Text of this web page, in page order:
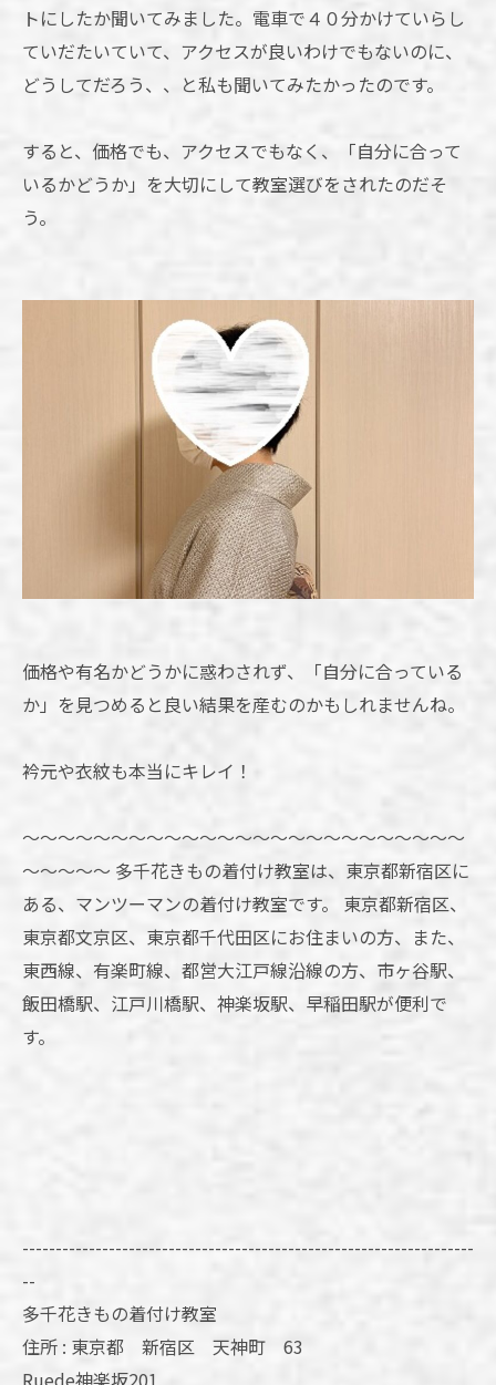
トにしたか聞いてみました。電車で４０分かけていらし
ていだたいていて、アクセスが良いわけでもないのに、
どうしてだろう、、と私も聞いてみたかったのです。
すると、価格でも、アクセスでもなく、「自分に合って
いるかどうか」を大切にして教室選びをされたのだそ
う。
価格や有名かどうかに惑わされず、「自分に合っている
か」を見つめると良い結果を産むのかもしれませんね。
衿元や衣紋も本当にキレイ！
～～～～～～～～～～～～～～～～～～～～～～～～～
～～～～～ 多千花きもの着付け教室は、東京都新宿区に
ある、マンツーマンの着付け教室です。 東京都新宿区、
東京都文京区、東京都千代田区にお住まいの方、また、
東西線、有楽町線、都営大江戸線沿線の方、市ヶ谷駅、
飯田橋駅、江戸川橋駅、神楽坂駅、早稲田駅が便利で
す。
--------------------------------------------------------------------
--
多千花きもの着付け教室
住所 : 東京都 新宿区 天神町 63